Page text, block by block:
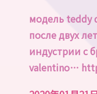
модель teddy
после двух
индустрии с
valentino…